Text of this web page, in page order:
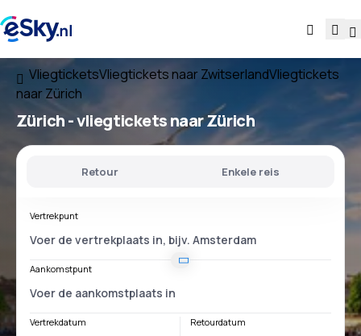
VliegticketsVliegtickets naar ZwitserlandVliegtickets
naar Zürich
Zürich - vliegtickets naar Zürich
Retour Enkele reis
Vertrekpunt
Aankomstpunt
Vertrekdatum Retourdatum